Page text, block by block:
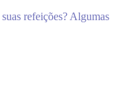
refeições? Algumas